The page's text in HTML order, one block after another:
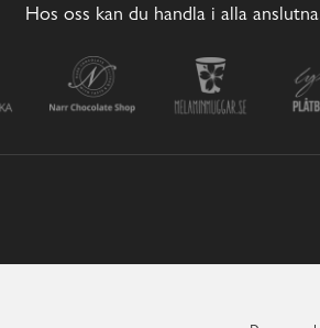
Hos oss kan du handla i alla